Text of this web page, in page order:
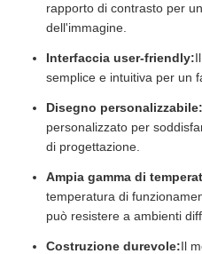
rapporto di contrasto per
dell'immagine.
Interfaccia user-friendly:
semplice e intuitiva per un
Disegno personalizzabile:
personalizzato per
di progettazione.
Ampia gamma di
temperatura di
può resistere a ambienti
Costruzione durevole:Il